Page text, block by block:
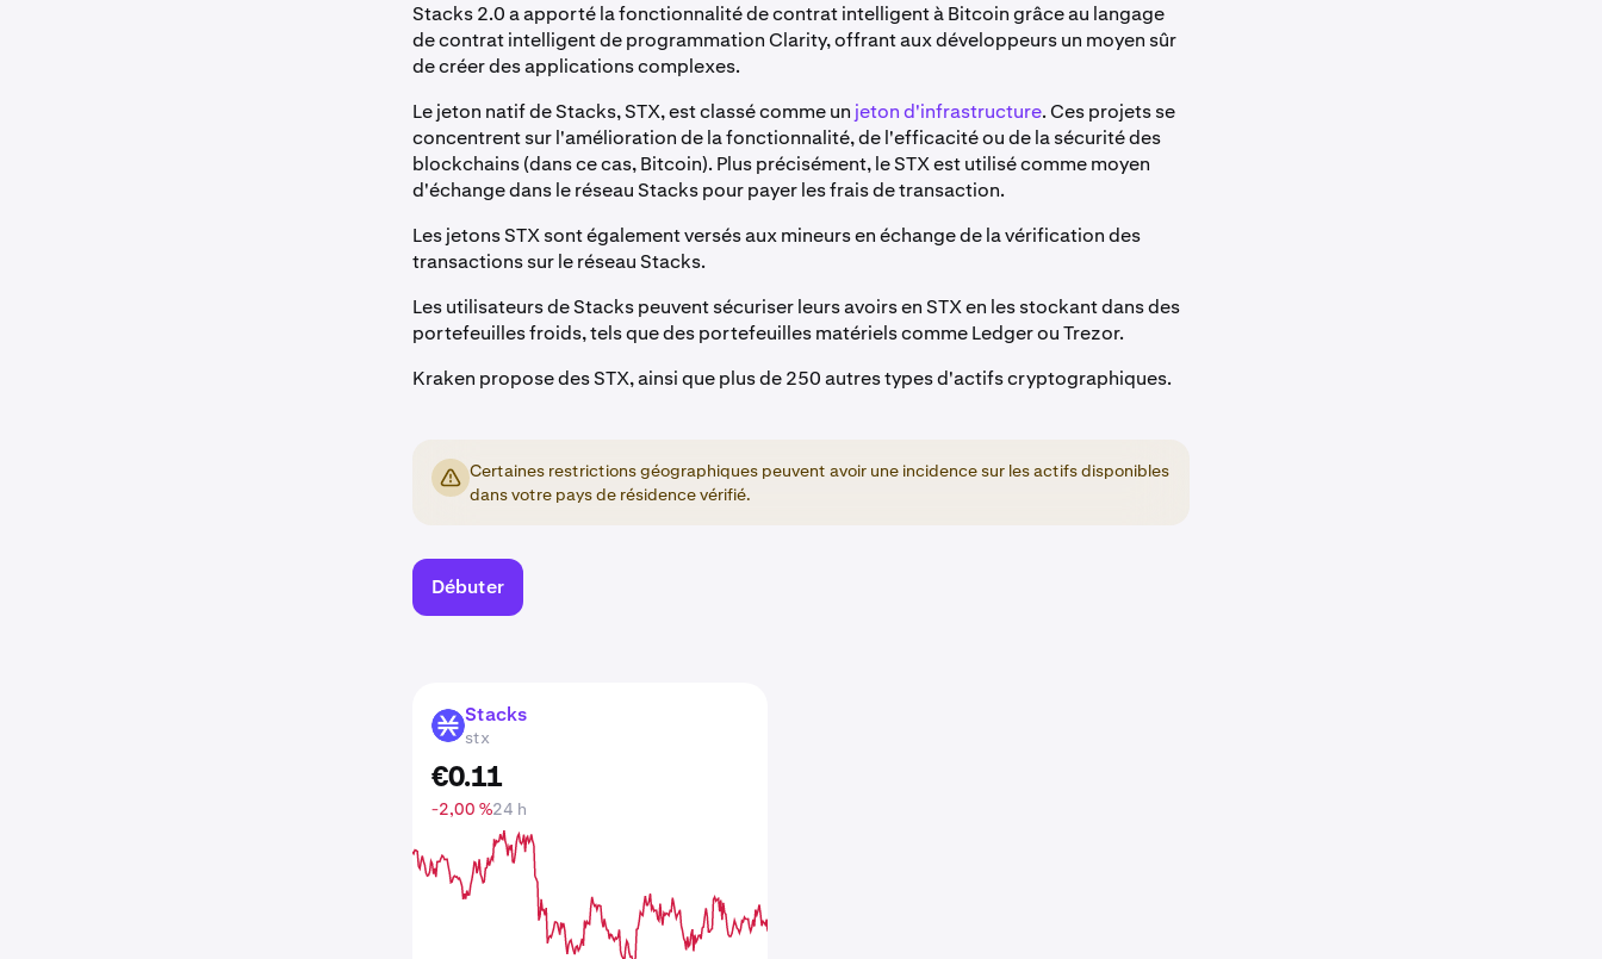
Stacks 2.0 a apporté la fonctionnalité de contrat intelligent à Bitcoin grâce au langage
de contrat intelligent de programmation Clarity, offrant aux développeurs un moyen sûr
de créer des applications complexes.
Le jeton natif de Stacks, STX, est classé comme un jeton d'infrastructure. Ces projets se
concentrent sur l'amélioration de la fonctionnalité, de l'efficacité ou de la sécurité des
blockchains (dans ce cas, Bitcoin). Plus précisément, le STX est utilisé comme moyen
d'échange dans le réseau Stacks pour payer les frais de transaction.
Les jetons STX sont également versés aux mineurs en échange de la vérification des
transactions sur le réseau Stacks.
Les utilisateurs de Stacks peuvent sécuriser leurs avoirs en STX en les stockant dans des
portefeuilles froids, tels que des portefeuilles matériels comme Ledger ou Trezor.
Kraken propose des STX, ainsi que plus de 250 autres types d'actifs cryptographiques.
Certaines restrictions géographiques peuvent avoir une incidence sur les actifs disponibles
dans votre pays de résidence vérifié.
Débuter
STX Stacks
stx
€0.11
-2,00 %24 h